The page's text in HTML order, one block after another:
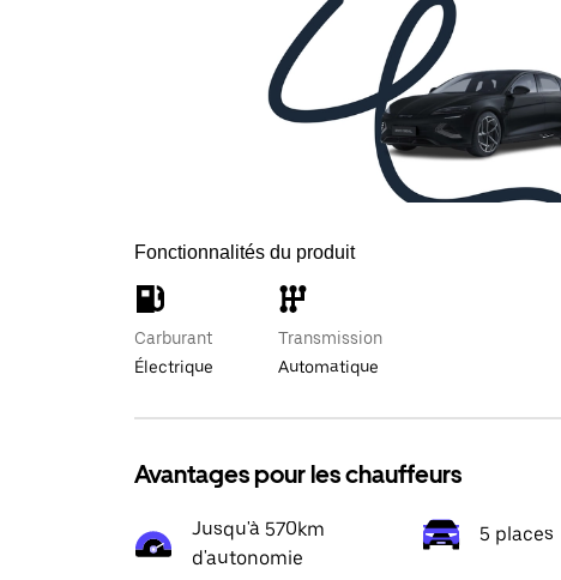
Fonctionnalités du produit
Carburant
Électrique
Transmission
Automatique
Avantages pour les chauffeurs
Jusqu'à 570km
d'autonomie
5 places